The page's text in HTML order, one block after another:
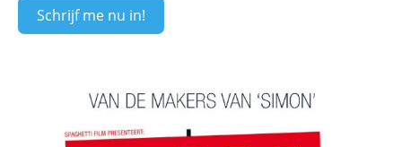
Schrijf me nu in!